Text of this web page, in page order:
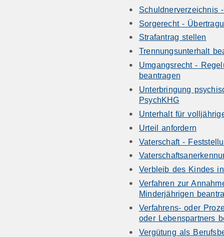
Schuldnerverzeichnis
Sorgerecht -
Strafantrag stellen
Trennungsunterhalt
Umgangsrecht -
beantragen
Unterbringung
PsychKHG
Unterhalt für
Urteil anfordern
Vaterschaft -
Verbleib des Kindes
Verfahren zur
Minderjährigen
Verfahrens- oder
oder Lebenspartners
Vergütung als